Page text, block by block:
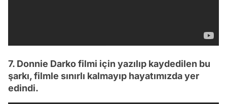
7. Donnie Darko filmi için yazılıp kaydedilen bu
şarkı, filmle sınırlı kalmayıp hayatımızda yer
edindi.